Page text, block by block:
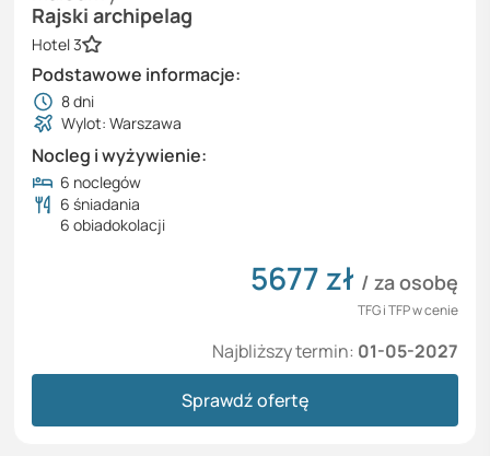
Rajski archipelag
Hotel 3
Podstawowe informacje:
8dni
Wylot: Warszawa
Nocleg i wyżywienie:
6 noclegów
6 śniadania
6 obiadokolacji
5677zł / za osobę
TFG i TFP w cenie
Najbliższy termin: 01-05-2027
Sprawdź ofertę